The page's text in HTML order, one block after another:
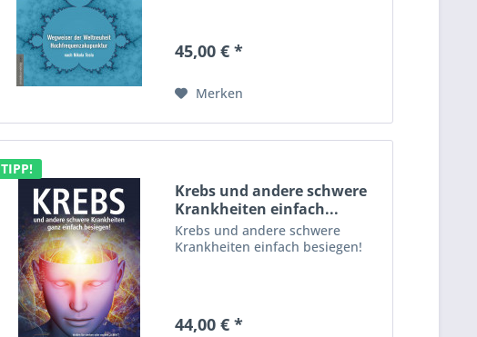
45,00 € *
Merken
TIPP!
Krebs und andere schwere
Krankheiten einfach...
Krebs und andere schwere
Krankheiten einfach besiegen!
44,00 € *